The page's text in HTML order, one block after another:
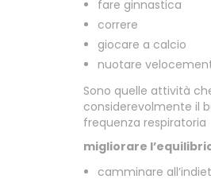
fare ginnastica
correre
giocare a calcio
nuotare
Sono quelle attività
considerevolmente il
frequenza respiratoria
migliorare
camminare